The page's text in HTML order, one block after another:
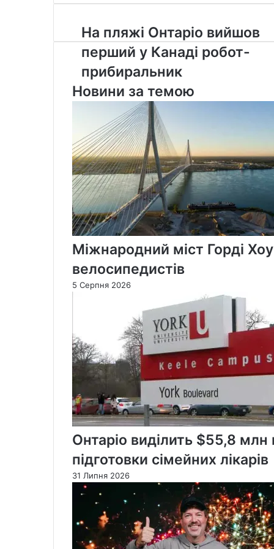
Email
На
пляжі
Онтаріо
вийшов
перший
у
прибиральник
На пляжі Онтаріо вийшов
перший у Канаді робот-
прибиральник
Новини за темою
Міжнародний міст Горді
велосипедистів
5 Серпня 2026
Онтаріо виділить $55,8
підготовки сімейних лікарів
31 Липня 2026